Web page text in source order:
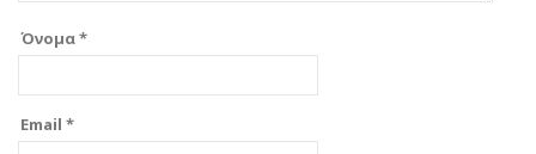
Όνομα*
Email *